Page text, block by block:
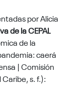
por Alicia
de la CEPAL
de la
caerá
| Comisión
s. f.):